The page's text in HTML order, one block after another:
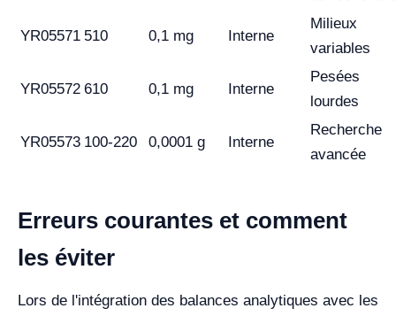
YR05571 510 0,1 mg Interne
Milieux
variables
YR05572 610 0,1 mg Interne
Pesées
lourdes
YR05573 100-220 0,0001 g Interne
Recherche
avancée
Erreurs courantes et comment
les éviter
Lors de l'intégration des balances analytiques avec les